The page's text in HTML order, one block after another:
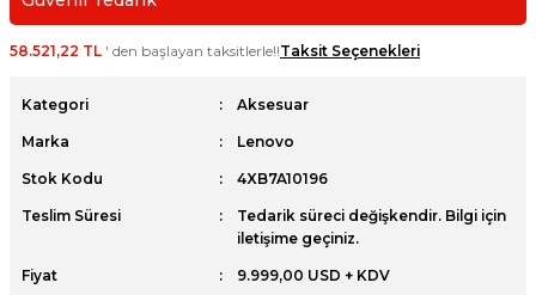
58.521,22 TL ' den başlayan taksitlerle!!Taksit Seçenekleri
Kategori Aksesuar
Marka Lenovo
Stok Kodu 4XB7A10196
Teslim Süresi
Tedarik süreci değişkendir. Bilgi için
iletişime geçiniz.
Fiyat
9.999,00 USD + KDV